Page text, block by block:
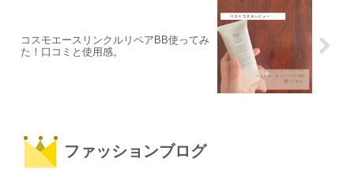
コスモエースリンクルリペアBB使ってみ
た！口コミと使用感。
ファッションブログ